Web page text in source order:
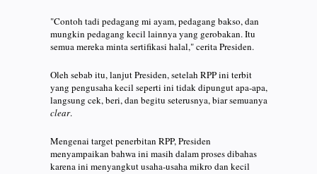
"Contoh tadi pedagang mi ayam, pedagang bakso, dan
mungkin pedagang kecil lainnya yang gerobakan. Itu
semua mereka minta sertifikasi halal," cerita Presiden.
Oleh sebab itu, lanjut Presiden, setelah RPP ini terbit
yang pengusaha kecil seperti ini tidak dipungut apa-apa,
langsung cek, beri, dan begitu seterusnya, biar semuanya
clear.
Mengenai target penerbitan RPP, Presiden
menyampaikan bahwa ini masih dalam proses dibahas
karena ini menyangkut usaha-usaha mikro dan kecil